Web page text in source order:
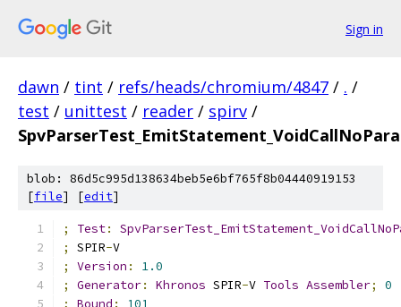
Sign in
dawn / tint / refs/heads/chromium/4847 / . /
test / unittest / reader / spirv /
blob: 86d5c995d138634beb5e6bf765f8b04440919153
[file] [edit]
; Test:
;
SPIR-V
;
Version :
1.0
;
Generator: Khronos SPIR-V Tools Assembler;
0
;
Bound :
101